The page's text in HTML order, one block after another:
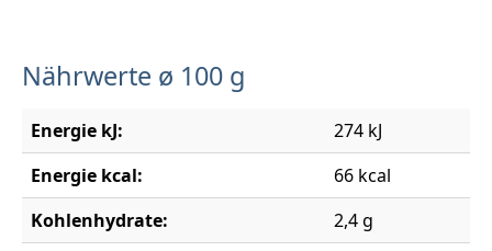
Nährwerte ø 100 g
Energie kJ:
274 kJ
Energie kcal:
66 kcal
Kohlenhydrate:
2,4 g